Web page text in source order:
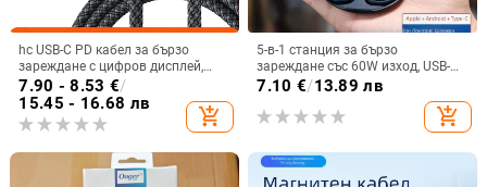
hc USB-C PD кабел за бързо
зареждане с цифров дисплей,
100W, плетен кабел, единичен
конектор
7.90 - 8.53 €/
15.45 - 16.68 лв
add_shopping_cart
5-в-1 станция за бързо
зареждане със 60W изход, USB-
C/Lightning/Micro USB
7.10 €/13.89 лв
add_shopping_cart